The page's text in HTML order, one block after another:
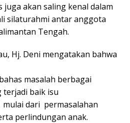
akan saling kenal dalam
silaturahmi antar anggota
Tengah.
Hj. Deni mengatakan bahwa
masalah berbagai
terjadi baik isu
dari permasalahan
perlindungan anak.